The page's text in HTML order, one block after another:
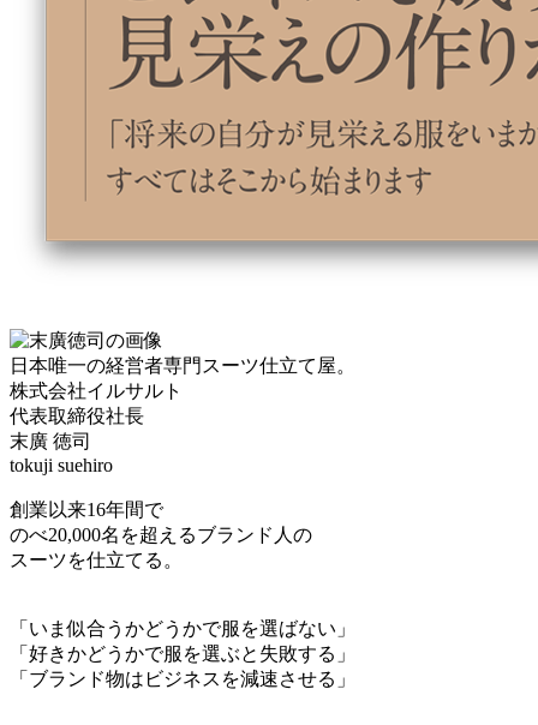
日本唯一の経営者専門スーツ仕立て屋。
株式会社イルサルト
代表取締役社長
末廣 徳司
tokuji suehiro
創業以来16年間で
のべ20,000名を超えるブランド人の
スーツを仕立てる。
「いま似合うかどうかで服を選ばない」
「好きかどうかで服を選ぶと失敗する」
「ブランド物はビジネスを減速させる」